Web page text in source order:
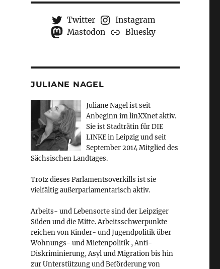
Twitter
Instagram
Mastodon
Bluesky
JULIANE NAGEL
Juliane Nagel ist seit
Anbeginnim linXXnet aktiv.
Sie ist Stadträtin für DIE
LINKE in Leipzig und seit
September 2014 Mitglied des
Sächsischen Landtages.
Trotz dieses Parlamentsoverkills ist sie
vielfältig außerparlamentarisch aktiv.
Arbeits- und Lebensorte sind der Leipziger
Süden und die Mitte. Arbeitsschwerpunkte
reichen von Kinder- und Jugendpolitik über
Wohnungs- und Mietenpolitik , Anti-
Diskriminierung, Asyl und Migration bis hin
zur Unterstützung und Beförderung von